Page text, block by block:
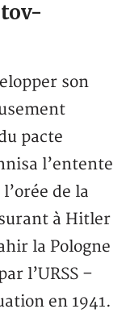
son
pacte
l’entente
de la
à Hitler
la Pologne
l’URSS –
en 1941.